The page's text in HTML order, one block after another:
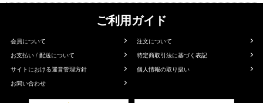
ご利用ガイド
会員について
注文について
お支払い / 配送について
特定商取引法に基づく表記
サイトにおける運営管理方針
個人情報の取り扱い
お問い合わせ